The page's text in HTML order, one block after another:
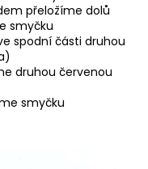
přeložíme dolů
smyčku
spodní části druhou
druhou červenou
smyčku